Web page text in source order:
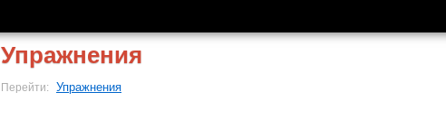
Упражнения
Перейти: Упражнения